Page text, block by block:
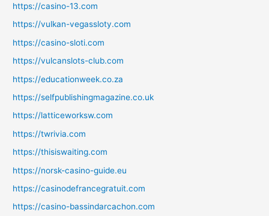
https://casino-13.com
https://vulkan-vegassloty.com
https://casino-sloti.com
https://vulcanslots-club.com
https://educationweek.co.za
https://selfpublishingmagazine.co.uk
https://latticeworksw.com
https://twrivia.com
https://thisiswaiting.com
https://norsk-casino-guide.eu
https://casinodefrancegratuit.com
https://casino-bassindarcachon.com